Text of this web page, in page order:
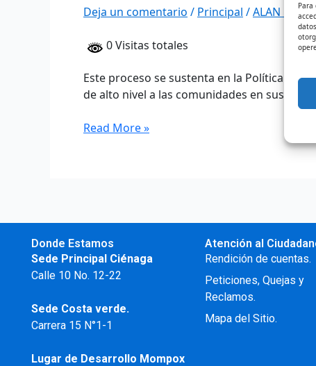
Deja un comentario / Principal /ALAN
0 Visitas totales
Este proceso se sustenta en la Política de
de alto nivel a las comunidades en sus […]
Read More »
Donde Estamos
Sede Principal Ciénaga
Calle 10 No. 12-22
Sede Costa verde.
Carrera 15 N°1-1
Lugar de Desarrollo Mompox
Atención al
Rendición de cuentas.
Peticiones, Quejas y
Reclamos.
Mapa del Sitio.